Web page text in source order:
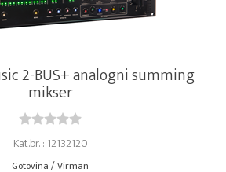
2-BUS+ analogni summing
mikser
Kat.br. : 12132120
Gotovina / Virman